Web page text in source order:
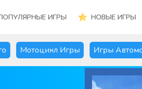
ИГРЫ НОВЫЕ ИГРЫ
Мотоцикл Игры Игры